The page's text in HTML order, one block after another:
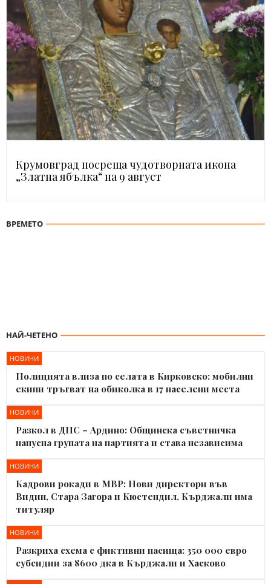
Крумовград посреща чудотворната икона
„Златна ябълка“ на 9 август
ВРЕМЕТО
НАЙ-ЧЕТЕНО
НОВИНИ
Полицията влиза по селата в Кирковско: мобилни
екипи тръгват на обиколка в 17 населени места
НОВИНИ
Разкол в ДПС – Ардино: Общинска съветничка
напусна групата на партията и става независима
НОВИНИ
Кадрови рокади в МВР: Нови директори във
Видин, Стара Загора и Кюстендил, Кърджали има
титуляр
НОВИНИ
Разкриха схема с фиктивни пасища: 350 000 евро
субсидии за 8600 дка в Кърджали и Хасково